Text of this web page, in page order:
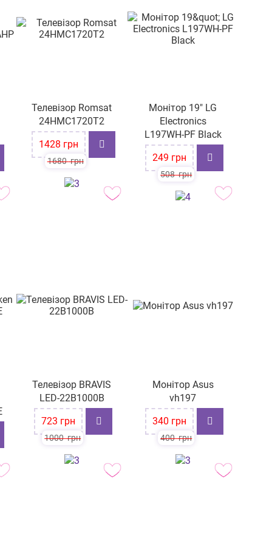
Телевізор Romsat
24HMC1720T2
1680грн
-15% 1428 грн
Монітор 19" LG
Electronics
L197WH-PF Black
508грн
249 грн
Телевізор BRAVIS
LED-22B1000B
1000грн
723 грн
Монітор Asus
vh197
400грн
340 грн